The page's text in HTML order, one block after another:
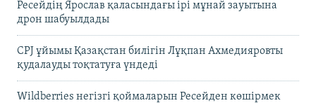
Ресейдің Ярослав қаласындағы ірі мұнай зауытына
дрон шабуылдады
CPJ ұйымы Қазақстан билігін Лұқпан Ахмедияровты
қудалауды тоқтатуға үндеді
Wildberries негізгі қоймаларын Ресейден көшірмек